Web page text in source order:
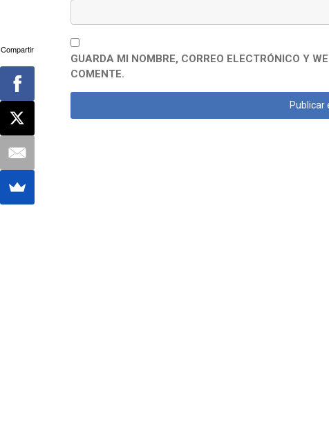
GUARDA MI NOMBRE, CORREO ELECTRÓNICO Y
COMENTE.
Compartir